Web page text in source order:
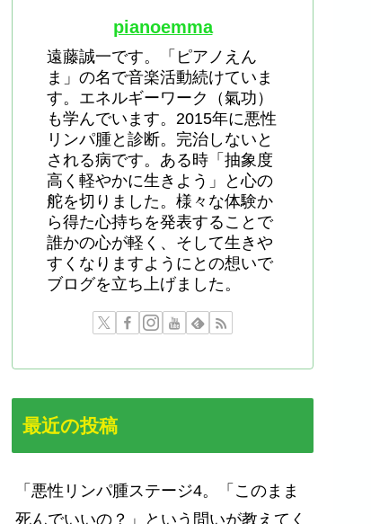
pianoemma
遠藤誠一です。「ピアノえん
ま」の名で音楽活動続けていま
す。エネルギーワーク（氣功）
も学んでいます。2015年に悪性
リンパ腫と診断。完治しないと
される病です。ある時「抽象度
高く軽やかに生きよう」と心の
舵を切りました。様々な体験か
ら得た心持ちを発表することで
誰かの心が軽く、そして生きや
すくなりますようにとの想いで
ブログを立ち上げました。
最近の投稿
「悪性リンパ腫ステージ4。「このまま
死んでいいの？」という問いが教えてく